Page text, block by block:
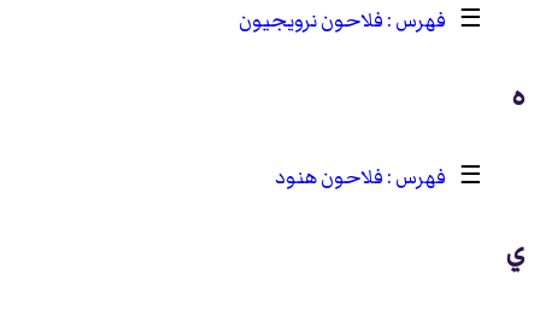
☰
فلاحون نرويجيون
ه
☰ فلاحون هنود
ي